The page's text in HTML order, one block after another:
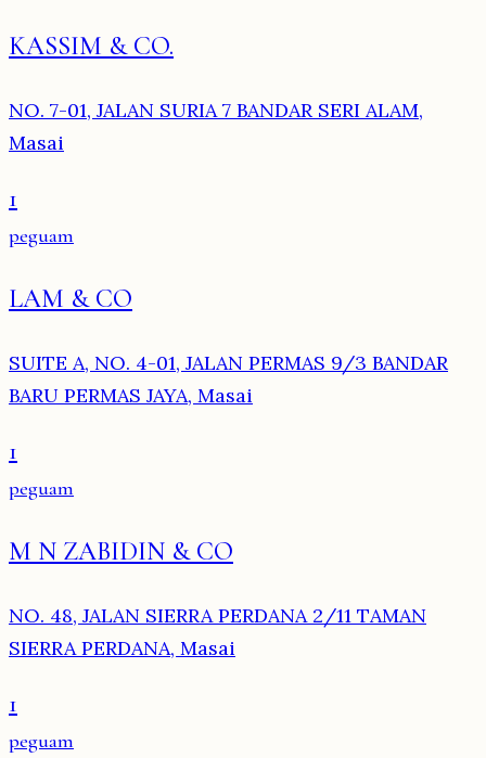
KASSIM & CO.
NO. 7-01, JALAN SURIA 7 BANDAR SERI ALAM,
Masai
1
peguam
LAM & CO
SUITE A, NO. 4-01, JALAN PERMAS 9/3 BANDAR
BARU PERMAS JAYA, Masai
1
peguam
M N ZABIDIN & CO
NO. 48, JALAN SIERRA PERDANA 2/11 TAMAN
SIERRA PERDANA, Masai
1
peguam